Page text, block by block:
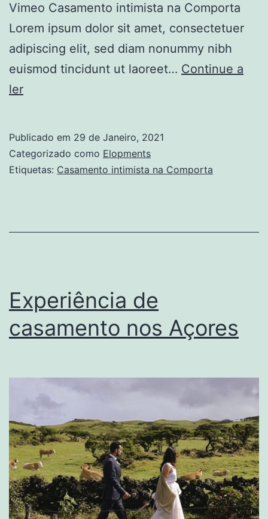
Vimeo Casamento intimista na Comporta
Lorem ipsum dolor sit amet, consectetuer
adipiscing elit, sed diam nonummy nibh
euismod tincidunt ut laoreet… Continue a
lerCasamento
Comporta
Publicado em 29 de Janeiro, 2021
Categorizado como Elopments
Etiquetas: Casamento intimista na Comporta
Experiência de
casamento nos Açores